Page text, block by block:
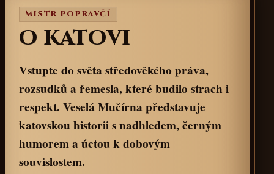
MISTR POPRAVČÍ
O KATOVI
Vstupte do světa středověkého práva,
rozsudků a řemesla, které budilo strach i
respekt. Veselá Mučírna představuje
katovskou historii s nadhledem, černým
humorem a úctou k dobovým
souvislostem.